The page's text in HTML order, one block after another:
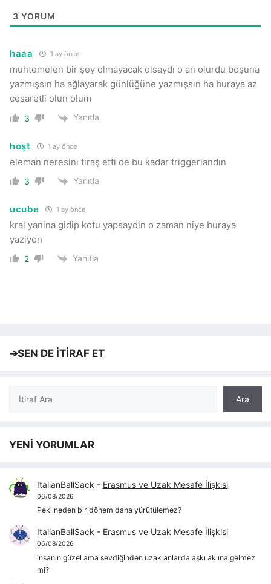
3 YORUM
haaa 1 ay önce
muhtemelen bir şey olmayacak olsaydı o an olurdu boşuna
yazmışsın ha ağlayarak günlüğüne yazmışsın ha buraya az
cesaretli olun olum
3 Yanıtla
hoşt 1 ay önce
eleman neresini tıraş etti de bu kadar triggerlandın
3 Yanıtla
ucube 1 ay önce
kral yanina gidip kotu yapsaydin o zaman niye buraya
yaziyon
2 Yanıtla
➔SEN DE İTİRAF ET
Ara
Ara
YENİ YORUMLAR
ItalianBallSack - Erasmus ve Uzak Mesafe İlişkisi
06/08/2026
Peki neden bir dönem daha yürütülemez?
ItalianBallSack - Erasmus ve Uzak Mesafe İlişkisi
06/08/2026
insanın güzel ama sevdiğinden uzak anlarda aşkı aklına gelmez
mi?